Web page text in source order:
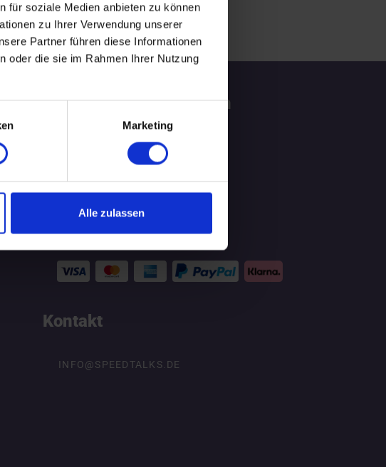
für soziale Medien anbieten zu können
zu Ihrer Verwendung unserer
Partner führen diese Informationen
oder die sie im Rahmen Ihrer Nutzung
Marketing
Alle zulassen
.
Nützliche Informationen
BLOG
Zahlungsmittel
Kontakt
INFO@SPEEDTALKS.DE